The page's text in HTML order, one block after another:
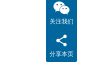
关注我们
分享本页